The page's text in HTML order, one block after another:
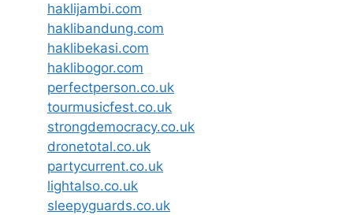
haklijambi.com
haklibandung.com
haklibekasi.com
haklibogor.com
perfectperson.co.uk
tourmusicfest.co.uk
strongdemocracy.co.uk
dronetotal.co.uk
partycurrent.co.uk
lightalso.co.uk
sleepyguards.co.uk